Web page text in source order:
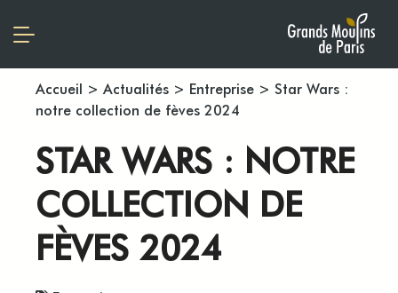
Accueil > Actualités > Entreprise > Star Wars :
notre collection de fèves 2024
STAR WARS : NOTRE
COLLECTION DE
FÈVES 2024